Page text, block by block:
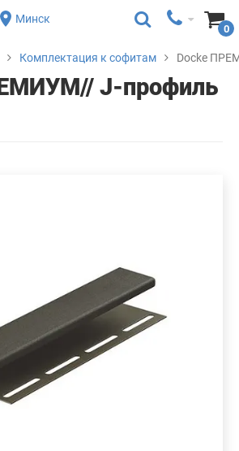
Минск
0
Комплектация к софитам Docke
J-профиль